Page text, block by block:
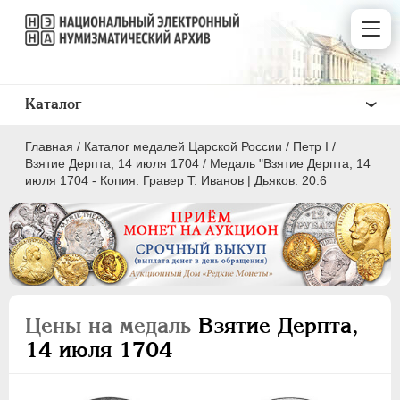
Главная / Каталог медалей Царской России / Пeтр I /
Взятие Дерпта, 14 июля 1704 / Медаль "Взятие Дерпта, 14
июля 1704 - Копия. Гравер T. Иванов | Дьяков: 20.6
Цены на медаль Взятие Дерпта,
14 июля 1704
Каталог
ВСЕ
ПEТР I 1699-1725
Латинская надпись
C D E F